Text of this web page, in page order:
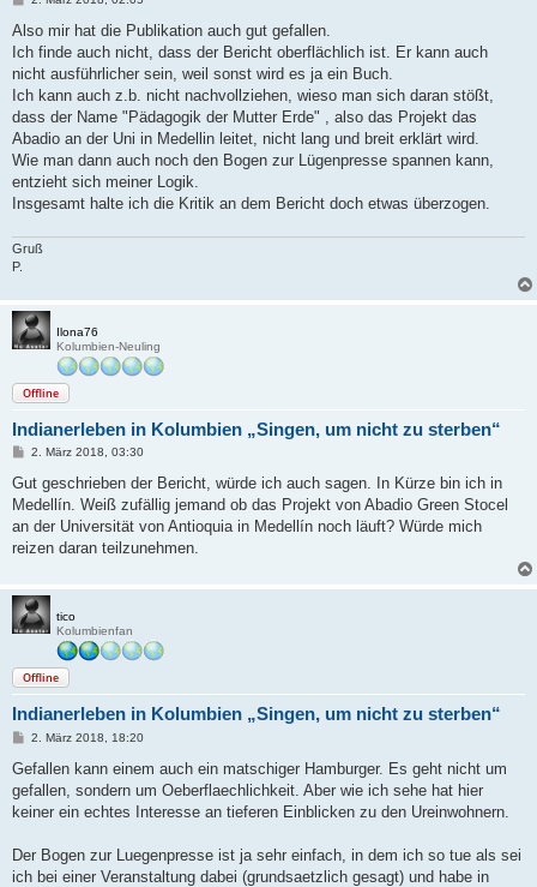
i
r
a
Also mir hat die Publikation auch gut gefallen.
Ich finde auch nicht, dass der Bericht oberflächlich ist. Er kann auch
nicht ausführlicher sein, weil sonst wird es ja ein Buch.
Ich kann auch z.b. nicht nachvollziehen, wieso man sich daran stößt,
dass der Name "Pädagogik der Mutter Erde" , also das Projekt das
Abadio an der Uni in Medellin leitet, nicht lang und breit erklärt wird.
Wie man dann auch noch den Bogen zur Lügenpresse spannen kann,
entzieht sich meiner Logik.
Insgesamt halte ich die Kritik an dem Bericht doch etwas überzogen.
Gruß
P.
Ilona76
Kolumbien-Neuling
Offline
Indianerleben in Kolumbien „Singen, um nicht zu sterben“
B
i
r
a
2. März 2018, 03:30
Gut geschrieben der Bericht, würde ich auch sagen. In Kürze bin ich in
Medellín. Weiß zufällig jemand ob das Projekt von Abadio Green Stocel
an der Universität von Antioquia in Medellín noch läuft? Würde mich
reizen daran teilzunehmen.
tico
Kolumbienfan
Offline
Indianerleben in Kolumbien „Singen, um nicht zu sterben“
B
i
r
a
2. März 2018, 18:20
Gefallen kann einem auch ein matschiger Hamburger. Es geht nicht um
gefallen, sondern um Oeberflaechlichkeit. Aber wie ich sehe hat hier
keiner ein echtes Interesse an tieferen Einblicken zu den Ureinwohnern.
Der Bogen zur Luegenpresse ist ja sehr einfach, in dem ich so tue als sei
ich bei einer Veranstaltung dabei (grundsaetzlich gesagt) und habe in